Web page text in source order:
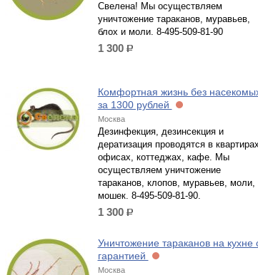
Свелена! Мы осуществляем
уничтожение тараканов, муравьев,
блох и моли. 8-495-509-81-90
1 300 р.
Комфортная жизнь без
за 1300 рублей
Москва
Дезинфекция, дезинсекция и
дератизация проводятся в
офисах, коттеджах, кафе. Мы
осуществляем уничтожение
тараканов, клопов, муравьев, моли,
мошек. 8-495-509-81-90.
1 300 р.
Уничтожение тараканов на кухне
гарантией
Москва